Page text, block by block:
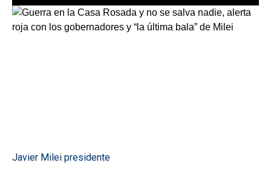
Javier Milei presidente